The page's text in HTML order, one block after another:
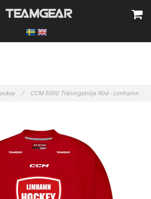
/ CCM 5000 Träningströja Röd - Limhamn